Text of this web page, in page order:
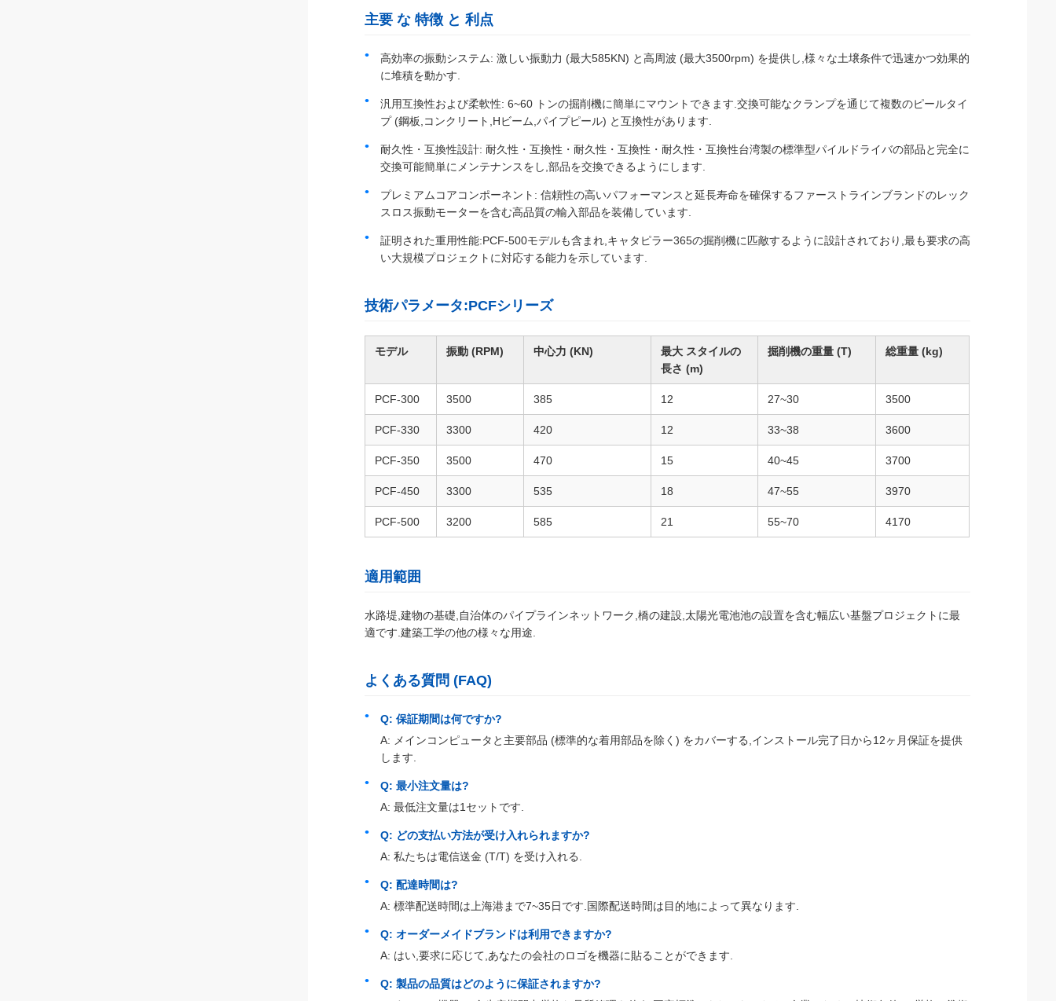
主要 な 特徴 と 利点
高効率の振動システム: 激しい振動力 (最大585KN) と高周波 (最大3500rpm) を提供し,様々な土壌条件で迅速かつ効果的
に堆積を動かす.
汎用互換性および柔軟性: 6~60 トンの掘削機に簡単にマウントできます.交換可能なクランプを通じて複数のピールタイ
プ (鋼板,コンクリート,Hビーム,パイプピール) と互換性があります.
耐久性・互換性設計: 耐久性・互換性・耐久性・互換性・耐久性・互換性台湾製の標準型パイルドライバの部品と完全に
交換可能簡単にメンテナンスをし,部品を交換できるようにします.
プレミアムコアコンポーネント: 信頼性の高いパフォーマンスと延長寿命を確保するファーストラインブランドのレック
スロス振動モーターを含む高品質の輸入部品を装備しています.
証明された重用性能:PCF-500モデルも含まれ,キャタピラー365の掘削機に匹敵するように設計されており,最も要求の高
い大規模プロジェクトに対応する能力を示しています.
技術パラメータ:PCFシリーズ
モデル 振動 (RPM) 中心力 (KN)
最大 スタイルの
長さ (m)
掘削機の重量 (T) 総重量 (kg)
PCF-300 3500 385 12 27~30 3500
PCF-330 3300 420 12 33~38 3600
PCF-350 3500 470 15 40~45 3700
PCF-450 3300 535 18 47~55 3970
PCF-500 3200 585 21 55~70 4170
適用範囲
水路堤,建物の基礎,自治体のパイプラインネットワーク,橋の建設,太陽光電池池の設置を含む幅広い基盤プロジェクトに最
適です.建築工学の他の様々な用途.
よくある質問 (FAQ)
Q: 保証期間は何ですか?
A: メインコンピュータと主要部品 (標準的な着用部品を除く) をカバーする,インストール完了日から12ヶ月保証を提供
します.
Q: 最小注文量は?
A: 最低注文量は1セットです.
Q: どの支払い方法が受け入れられますか?
A: 私たちは電信送金 (T/T) を受け入れる.
Q: 配達時間は?
A: 標準配送時間は上海港まで7~35日です.国際配送時間は目的地によって異なります.
Q: オーダーメイドブランドは利用できますか?
A: はい,要求に応じて,あなたの会社のロゴを機器に貼ることができます.
Q: 製品の品質はどのように保証されますか?